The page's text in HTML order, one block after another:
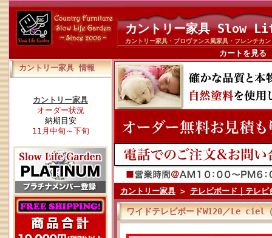
カントリー家具 Slow
カントリー家具・プロヴァンス風家具・フレンチカ
カートを見る
カントリー家具 情報
カントリー家具
オーダー状況
納期目安
11月中旬～下旬
カントリー家具 > テレビボード｜テレビ
ワイドテレビボードW120／Le ciel